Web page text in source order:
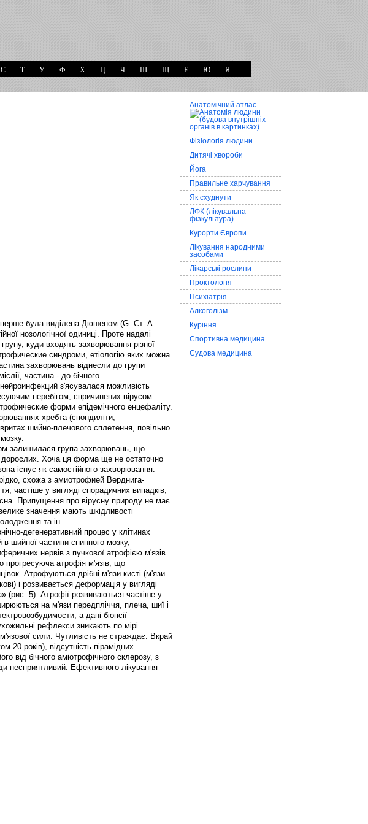
С Т У Ф Х Ц Ч Ш Щ Е Ю Я
була виділена Дюшеном (G. Ст. A.
нозологічної одиниці. Проте надалі
куди входять захворювання різної
синдроми, етіологію яких можна
захворювань віднесли до групи
частина - до бічного
з'ясувалася можливість
перебігом, спричинених вірусом
форми епідемічного енцефаліту.
хребта (спондиліти,
шийно-плечового сплетення, повільно
залишилася група захворювань, що
дорослих. Хоча ця форма ще не остаточно
існує як самостійного захворювання.
схожа з амиотрофией Верднига-
частіше у вигляді спорадичних випадків,
Припущення про вірусну природу не має
значення мають шкідливості
та ін.
дегенеративний процес у клітинах
в шийної частини спинного мозку,
нервів з пучкової атрофією м'язів.
атрофія м'язів, що
Атрофуються дрібні м'язи кисті (м'язи
і розвивається деформація у вигляді
5). Атрофії розвиваються частіше у
на м'язи передпліччя, плеча, шиї і
а дані біопсії
рефлекси зникають по мірі
сили. Чутливість не страждає. Вкрай
20 років), відсутність пірамідних
від бічного аміотрофічного склерозу, з
несприятливий. Ефективного лікування
Анатомічний атлас
Фізіологія людини
Дитячі хвороби
Йога
Правильне харчування
Як схуднути
ЛФК (лікувальна
фізкультура)
Курорти Європи
Лікування народними
засобами
Лікарські рослини
Проктологія
Психіатрія
Алкоголізм
Куріння
Спортивна медицина
Судова медицина